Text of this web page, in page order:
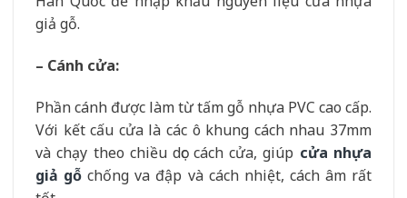
giả gỗ.
– Cánh cửa:
Phần cánh được làm từ tấm gỗ nhựa PVC cao cấp.
Với kết cấu cửa là các ô khung cách nhau 37mm
và chạy theo chiều dọc cách cửa, giúp cửa nhựa
giả gỗ chống va đập và cách nhiệt, cách âm rất